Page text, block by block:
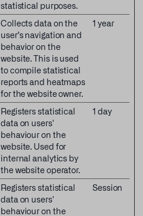
statistical purposes.
Collects data on the
user’s navigation and
behavior on the
website. This is used
to compile statistical
reports and heatmaps
for the website owner.
1 year
Registers statistical
data on users'
behaviour on the
website. Used for
internal analytics by
the website operator.
1 day
Registers statistical
data on users'
behaviour on the
Session